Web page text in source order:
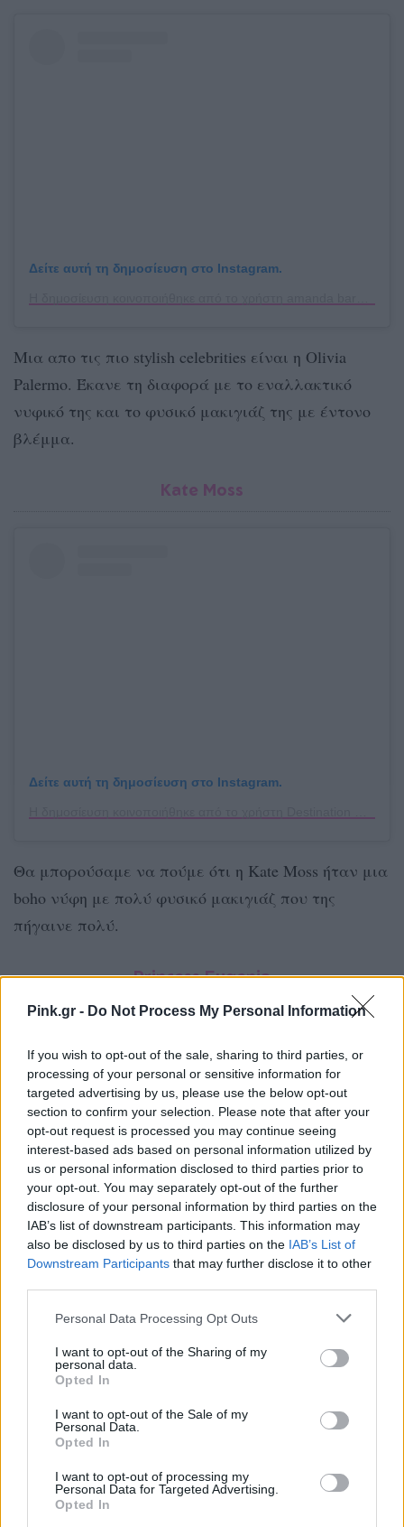
Pink.gr - Do Not Process My Personal Information
If you wish to opt-out of the sale, sharing to third parties, or
processing of your personal or sensitive information for
targeted advertising by us, please use the below opt-out
section to confirm your selection. Please note that after your
opt-out request is processed you may continue seeing
interest-based ads based on personal information utilized by
us or personal information disclosed to third parties prior to
your opt-out. You may separately opt-out of the further
disclosure of your personal information by third parties on the
IAB’s list of downstream participants. This information may
also be disclosed by us to third parties on the IAB’s List of
Downstream Participants that may further disclose it to other
Personal Data Processing Opt Outs
I want to opt-out of the Sharing of my
personal data.
Opted In
I want to opt-out of the Sale of my
Personal Data.
Opted In
I want to opt-out of processing my
Personal Data for Targeted Advertising.
Opted In
Δείτε αυτή τη δημοσίευση στο Instagram.
Μια απο τις πιο stylish celebrities είναι η Olivia
Palermo. Έκανε τη διαφορά με το εναλλακτικό
νυφικό της και το φυσικό μακιγιάζ της με έντονο
βλέμμα.
Kate Moss
Δείτε αυτή τη δημοσίευση στο Instagram.
Θα μπορούσαμε να πούμε ότι η Kate Moss ήταν μια
boho νύφη με πολύ φυσικό μακιγιάζ που της
πήγαινε πολύ.
Princess Eugenia
Δείτε αυτή τη δημοσίευση στο Instagram.
Ένα ακόμα elegant look ήταν αυτό της πριγκίπισσας
Ευγενίας. Είχε αρκετά έντονες μακριές
βλεφαρίδες και απλό κατα τ’αλλα μακιγιάζ.